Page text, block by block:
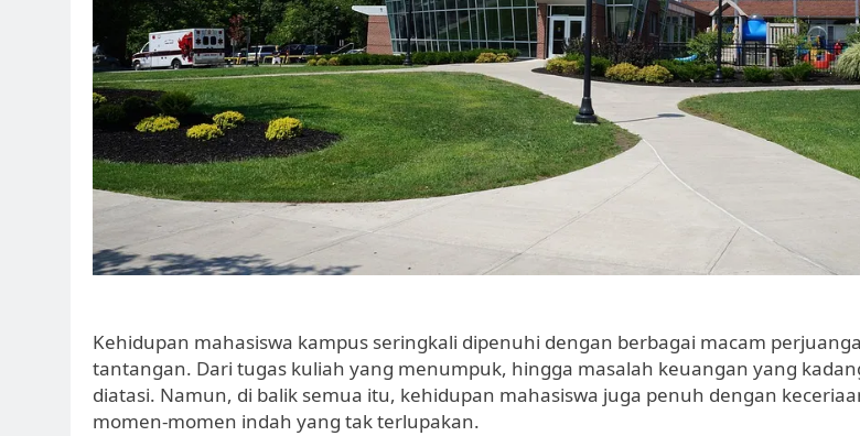
Kehidupan mahasiswa kampus seringkali dipenuhi dengan berbagai macam
tantangan. Dari tugas kuliah yang menumpuk, hingga masalah keuangan yang
diatasi. Namun, di balik semua itu, kehidupan mahasiswa juga penuh dengan
momen-momen indah yang tak terlupakan.